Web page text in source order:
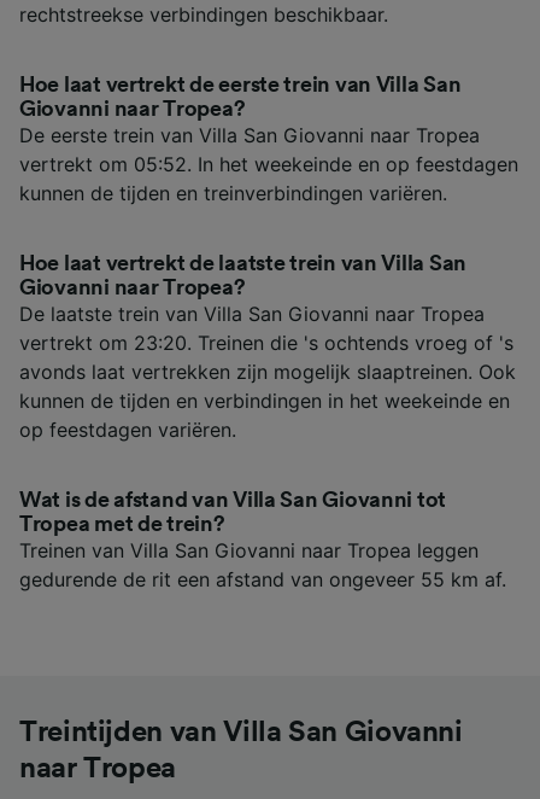
rechtstreekse verbindingen beschikbaar.
Hoe laat vertrekt de eerste trein van Villa San
Giovanni naar Tropea?
De eerste trein van Villa San Giovanni naar Tropea
vertrekt om 05:52. In het weekeinde en op feestdagen
kunnen de tijden en treinverbindingen variëren.
Hoe laat vertrekt de laatste trein van Villa San
Giovanni naar Tropea?
De laatste trein van Villa San Giovanni naar Tropea
vertrekt om 23:20. Treinen die 's ochtends vroeg of 's
avonds laat vertrekken zijn mogelijk slaaptreinen. Ook
kunnen de tijden en verbindingen in het weekeinde en
op feestdagen variëren.
Wat is de afstand van Villa San Giovanni tot
Tropea met de trein?
Treinen van Villa San Giovanni naar Tropea leggen
gedurende de rit een afstand van ongeveer 55 km af.
Treintijden van Villa San Giovanni
naar Tropea